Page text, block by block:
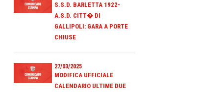
S.S.D. BARLETTA 1922-
A.S.D. CITT� DI
GALLIPOLI: GARA A PORTE
CHIUSE
27/03/2025
MODIFICA UFFICIALE
CALENDARIO ULTIME DUE